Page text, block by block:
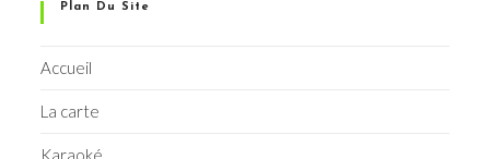
Plan Du Site
Accueil
La carte
Karaoké